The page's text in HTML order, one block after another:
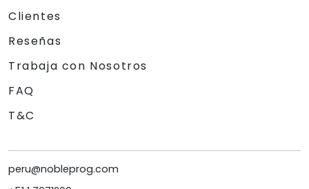
Clientes
Reseñas
Trabaja con Nosotros
FAQ
T&C
peru@nobleprog.com